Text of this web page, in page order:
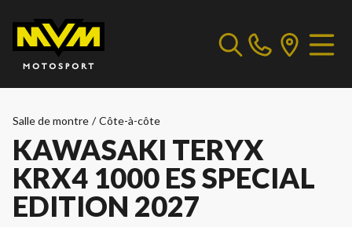
Salle de montre / Côte-à-côte
KAWASAKI TERYX
KRX4 1000 ES SPECIAL
EDITION 2027